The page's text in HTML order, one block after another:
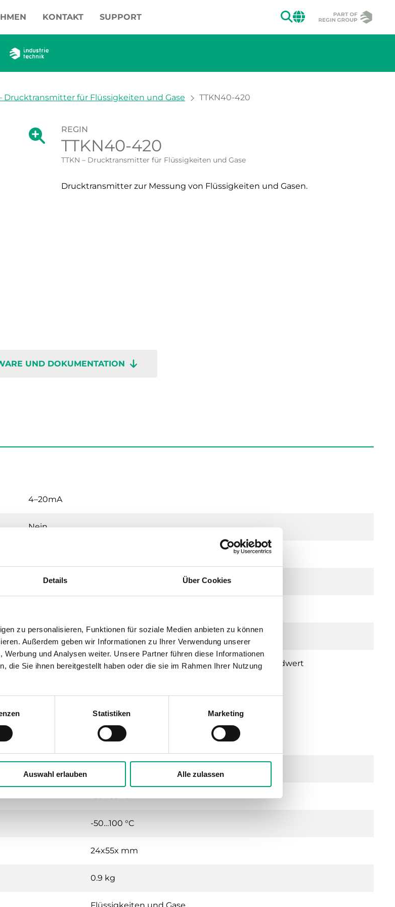
Details Über Cookies
zu personalisieren, Funktionen für soziale Medien anbieten zu können
Außerdem geben wir Informationen zu Ihrer Verwendung unserer
und Analysen weiter. Unsere Partner führen diese Informationen
die Sie ihnen bereitgestellt haben oder die sie im Rahmen Ihrer Nutzung
Statistiken Marketing
Auswahl erlauben Alle zulassen
KONTAKT SUPPORT SUCHEN
CHANGE
Drucktransmitter für Flüssigkeiten und Gase TTKN40-420
Zeige große Version des Bildes.
Zeige große Version des Bildes.
REGIN
TTKN40-420
TTKN – Drucktransmitter für Flüssigkeiten und Gase
Drucktransmitter zur Messung von Flüssigkeiten und Gasen.
UND DOKUMENTATION
4–20mA
Nein
0...4000 kPa
Max. ± 0,25 % vom Messbereichsendwert
≤ 4 bar 3 x Messbereichsendwert, > 4 bar 2,5 x Messbereichsendwert
und Gase
24VDC (7...33 V DC)
-50…100 °C
24x55x mm
0.9 kg
Flüssigkeiten und Gase